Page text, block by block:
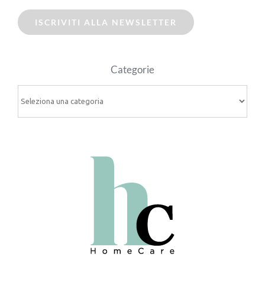
ISCRIVITI ALLA NEWSLETTER
Categorie